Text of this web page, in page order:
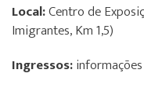
Local:Centro de
Imigrantes, Km 1,5)
Ingressos: